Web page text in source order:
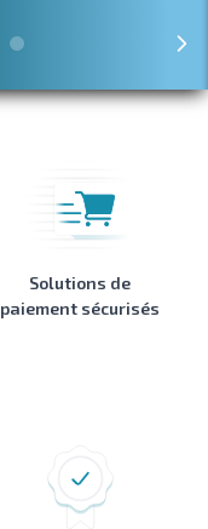
Solutions de
paiement sécurisés